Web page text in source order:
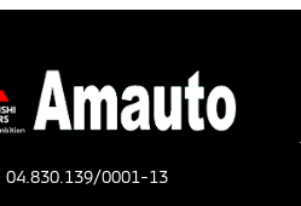
04.830.139/0001-13